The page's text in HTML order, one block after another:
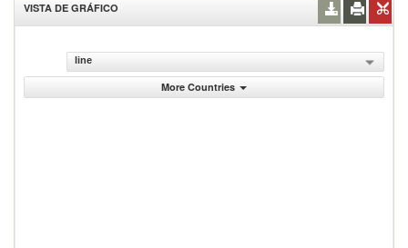
VISTA DE GRÁFICO
line
More Countries